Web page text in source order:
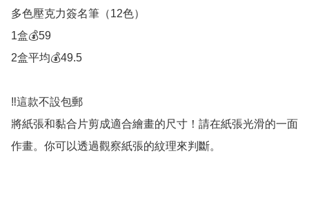
多色壓克力簽名筆（12色）
1盒💰59
2盒平均💰49.5
‼️這款不設包郵
將紙張和黏合片剪成適合繪畫的尺寸！請在紙張光滑的一面
作畫。你可以透過觀察紙張的紋理來判斷。